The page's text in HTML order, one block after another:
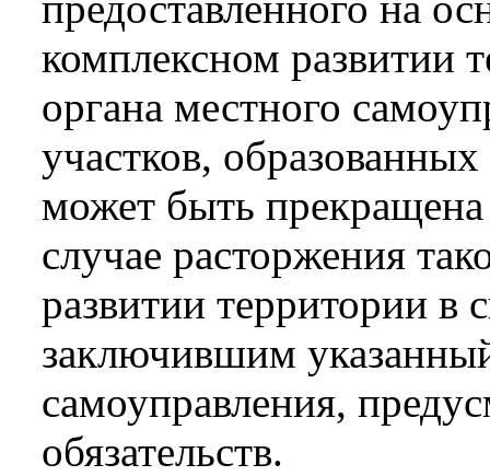
комплексном развитии
органа местного
участков, образованных
может быть
случае расторжения
развитии территории в
заключившим
самоуправления,
обязательств.